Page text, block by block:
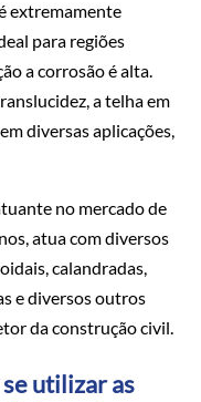
extremamente
para regiões
a corrosão é alta.
a telha em
diversas aplicações,
no mercado de
atua com diversos
calandradas,
e diversos outros
da construção civil.
utilizar as